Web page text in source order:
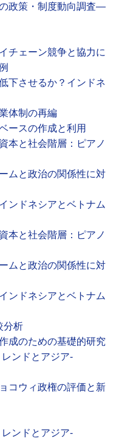
政策・制度動向調査―
チェーン競争と協力に
下させるか？インドネ
体制の再編
ースの作成と利用
本と社会階層：ピアノ
ムと政治の関係性に対
ンドネシアとベトナム
本と社会階層：ピアノ
ムと政治の関係性に対
ンドネシアとベトナム
分析
成のための基礎的研究
ンドとアジア-
コウィ政権の評価と新
ンドとアジア-